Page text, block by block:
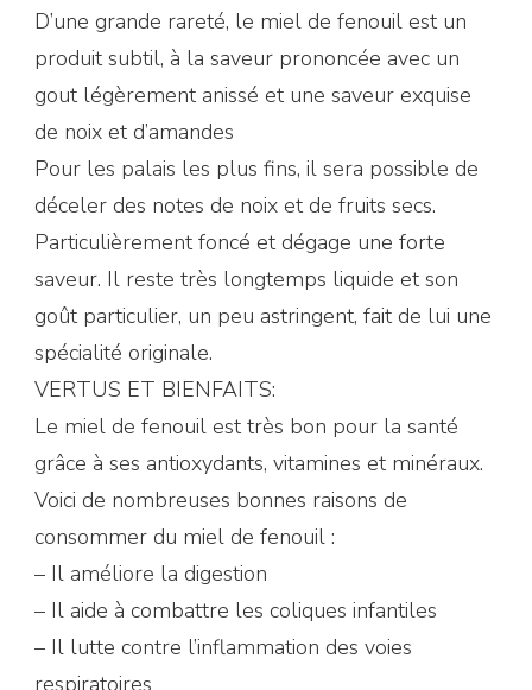
D’une grande rareté, le miel de fenouil est un
produit subtil, à la saveur prononcée avec un
gout légèrement anissé et une saveur exquise
de noix et d’amandes
Pour les palais les plus fins, il sera possible de
déceler des notes de noix et de fruits secs.
Particulièrement foncé et dégage une forte
saveur. Il reste très longtemps liquide et son
goût particulier, un peu astringent, fait de lui une
spécialité originale.
VERTUS ET BIENFAITS:
Le miel de fenouil est très bon pour la santé
grâce à ses antioxydants, vitamines et minéraux.
Voici de nombreuses bonnes raisons de
consommer du miel de fenouil :
– Il améliore la digestion
– Il aide à combattre les coliques infantiles
– Il lutte contre l’inflammation des voies
respiratoires